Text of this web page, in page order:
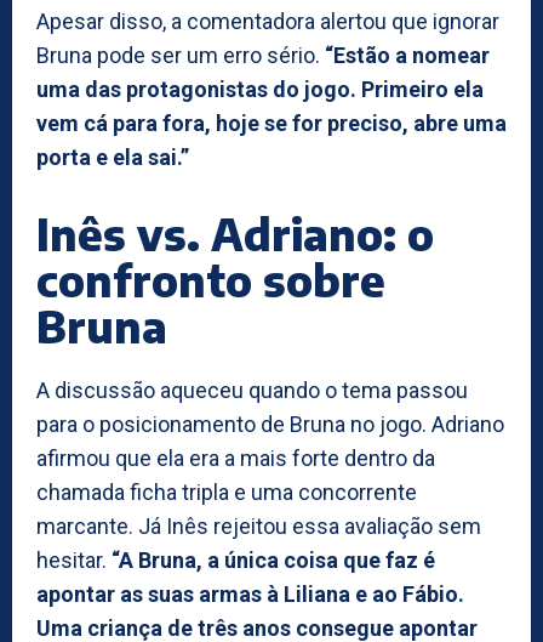
Apesar disso, a comentadora alertou que ignorar
Bruna pode ser um erro sério. “Estão a nomear
uma das protagonistas do jogo. Primeiro ela
vem cá para fora, hoje se for preciso, abre uma
porta e ela sai.”
Inês vs. Adriano: o
confronto sobre
Bruna
A discussão aqueceu quando o tema passou
para o posicionamento de Bruna no jogo. Adriano
afirmou que ela era a mais forte dentro da
chamada ficha tripla e uma concorrente
marcante. Já Inês rejeitou essa avaliação sem
hesitar. “A Bruna, a única coisa que faz é
apontar as suas armas à Liliana e ao Fábio.
Uma criança de três anos consegue apontar